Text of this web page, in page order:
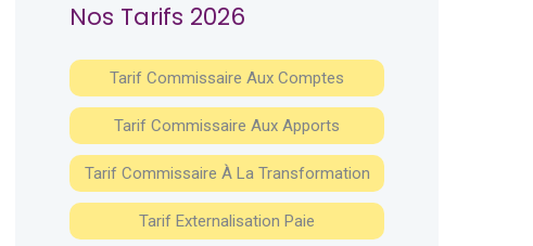
Nos Tarifs 2026
Tarif Commissaire Aux Comptes
Tarif Commissaire Aux Apports
Tarif Commissaire À La Transformation
Tarif Externalisation Paie